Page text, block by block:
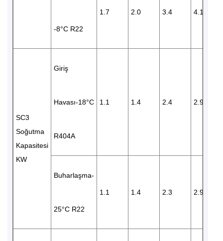
-8°C R22
1.7 2.0 3.4 4.1
SC3
Soğutma
Kapasitesi
KW
Giriş
Havası-18°C
R404A
1.1 1.4 2.4 2.9
Buharlaşma-
25°C R22
1.1 1.4 2.3 2.9